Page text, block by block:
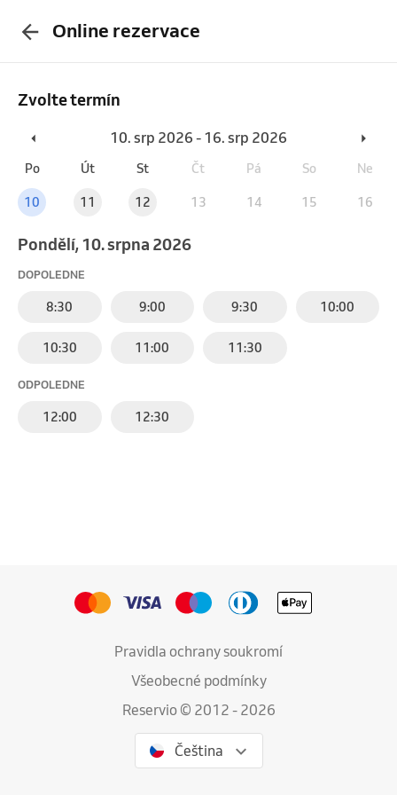
Online rezervace
Zvolte termín
10. srp 2026 - 16. srp 2026
Po Út St Čt Pá So Ne
10 11 12 13 14 15 16
pondělí, 10. srpna 2026
DOPOLEDNE
8:30 9:00 9:30 10:00
10:30 11:00 11:30
ODPOLEDNE
12:00 12:30
Pravidla ochrany soukromí
Všeobecné podmínky
Reservio © 2012 - 2026
Čeština